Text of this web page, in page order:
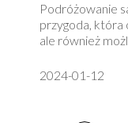
Podróżowanie
przygoda, która
ale również
2024-01-12